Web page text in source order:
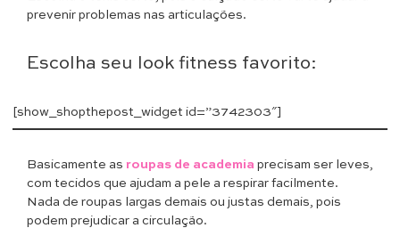
prevenir problemas nas articulações.
Escolha seu look fitness favorito:
[show_shopthepost_widget id=”3742303″]
Basicamente as roupas de academia precisam ser leves,
com tecidos que ajudam a pele a respirar facilmente.
Nada de roupas largas demais ou justas demais, pois
podem prejudicar a circulação.